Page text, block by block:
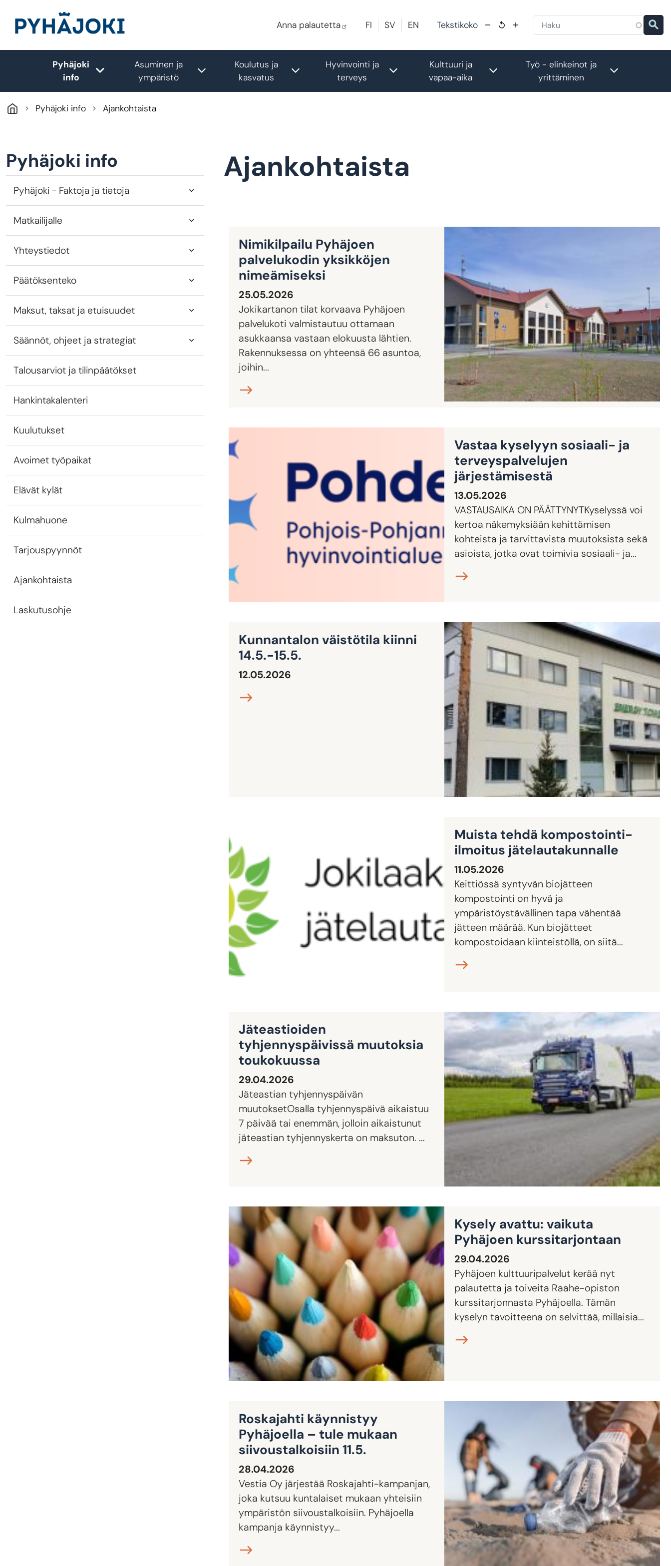
Anna palautetta
FI SV EN Tekstikoko
Pyhäjoki
info
Toggle submenu
Asuminen ja
ympäristö
Toggle submenu
Koulutus ja
kasvatus
Toggle submenu
Hyvinvointi ja
terveys
Toggle submenu
Kulttuuri ja
vapaa-aika
Toggle submenu
Työ - elinkeinot ja
yrittäminen
Pyhäjoki info Ajankohtaista
Pyhäjoki info
Pyhäjoki - Faktoja ja tietoja
Matkailijalle
Yhteystiedot
Päätöksenteko
Maksut, taksat ja etuisuudet
Säännöt, ohjeet ja strategiat
Talousarviot ja tilinpäätökset
Hankintakalenteri
Kuulutukset
Avoimet työpaikat
Elävät kylät
Kulmahuone
Tarjouspyynnöt
Ajankohtaista
Laskutusohje
Ajankohtaista
Nimikilpailu Pyhäjoen
palvelukodin yksikköjen
nimeämiseksi
25.05.2026
Jokikartanon tilat korvaava Pyhäjoen
palvelukoti valmistautuu ottamaan
asukkaansa vastaan elokuusta lähtien.
Rakennuksessa on yhteensä 66 asuntoa,
joihin...
Vastaa kyselyyn sosiaali- ja
terveyspalvelujen
järjestämisestä
13.05.2026
VASTAUSAIKA ON PÄÄTTYNYTKyselyssä voi
kertoa näkemyksiään kehittämisen
kohteista ja tarvittavista muutoksista sekä
asioista, jotka ovat toimivia sosiaali- ja...
Kunnantalon väistötila kiinni
14.5.-15.5.
12.05.2026
Muista tehdä kompostointi-
ilmoitus jätelautakunnalle
11.05.2026
Keittiössä syntyvän biojätteen
kompostointi on hyvä ja
ympäristöystävällinen tapa vähentää
jätteen määrää. Kun biojätteet
kompostoidaan kiinteistöllä, on siitä...
Jäteastioiden
tyhjennyspäivissä muutoksia
toukokuussa
29.04.2026
Jäteastian tyhjennyspäivän
muutoksetOsalla tyhjennyspäivä aikaistuu
7 päivää tai enemmän, jolloin aikaistunut
jäteastian tyhjennyskerta on maksuton. ...
Kysely avattu: vaikuta
Pyhäjoen kurssitarjontaan
29.04.2026
Pyhäjoen kulttuuripalvelut kerää nyt
palautetta ja toiveita Raahe-opiston
kurssitarjonnasta Pyhäjoella. Tämän
kyselyn tavoitteena on selvittää, millaisia...
Roskajahti käynnistyy
Pyhäjoella – tule mukaan
siivoustalkoisiin 11.5.
28.04.2026
Vestia Oy järjestää Roskajahti-kampanjan,
joka kutsuu kuntalaiset mukaan yhteisiin
ympäristön siivoustalkoisiin. Pyhäjoella
kampanja käynnistyy...